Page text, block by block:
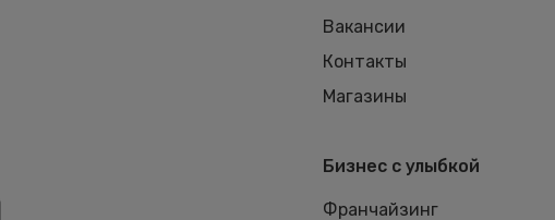
Вакансии
Контакты
Магазины
Бизнес с улыбкой
Франчайзинг